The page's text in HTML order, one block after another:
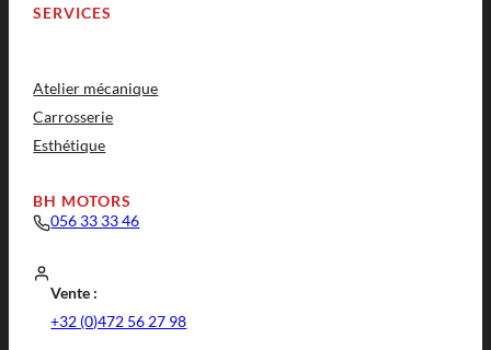
SERVICES
Atelier mécanique
Carrosserie
Esthétique
BH MOTORS
056 33 33 46
Vente :
+32 (0)472 56 27 98